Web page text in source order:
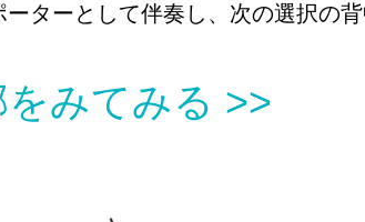
ターとして伴奏し、次の選択の
みてみる >>